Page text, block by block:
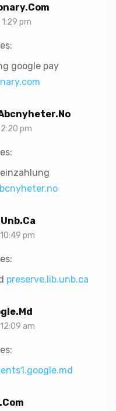
pm
google pay
pm
pm
preserve.lib.unb.ca
am